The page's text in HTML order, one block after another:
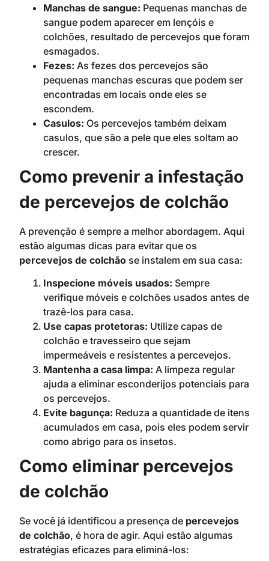
Manchas de sangue: Pequenas manchas de
sangue podem aparecer em lençóis e
colchões, resultado de percevejos que foram
esmagados.
Fezes: As fezes dos percevejos são
pequenas manchas escuras que podem ser
encontradas em locais onde eles se
escondem.
Casulos: Os percevejos também deixam
casulos, que são a pele que eles soltam ao
crescer.
Como prevenir a infestação
de percevejos de colchão
A prevenção é sempre a melhor abordagem. Aqui
estão algumas dicas para evitar que os
percevejos de colchão se instalem em sua casa:
Inspecione móveis usados: Sempre
verifique móveis e colchões usados antes de
trazê-los para casa.
Use capas protetoras: Utilize capas de
colchão e travesseiro que sejam
impermeáveis e resistentes a percevejos.
Mantenha a casa limpa: A limpeza regular
ajuda a eliminar esconderijos potenciais para
os percevejos.
Evite bagunça: Reduza a quantidade de itens
acumulados em casa, pois eles podem servir
como abrigo para os insetos.
Como eliminar percevejos
de colchão
Se você já identificou a presença de percevejos
de colchão, é hora de agir. Aqui estão algumas
estratégias eficazes para eliminá-los: